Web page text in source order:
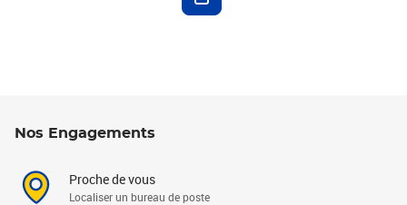
Nos Engagements
Proche de vous
Localiser un bureau de poste